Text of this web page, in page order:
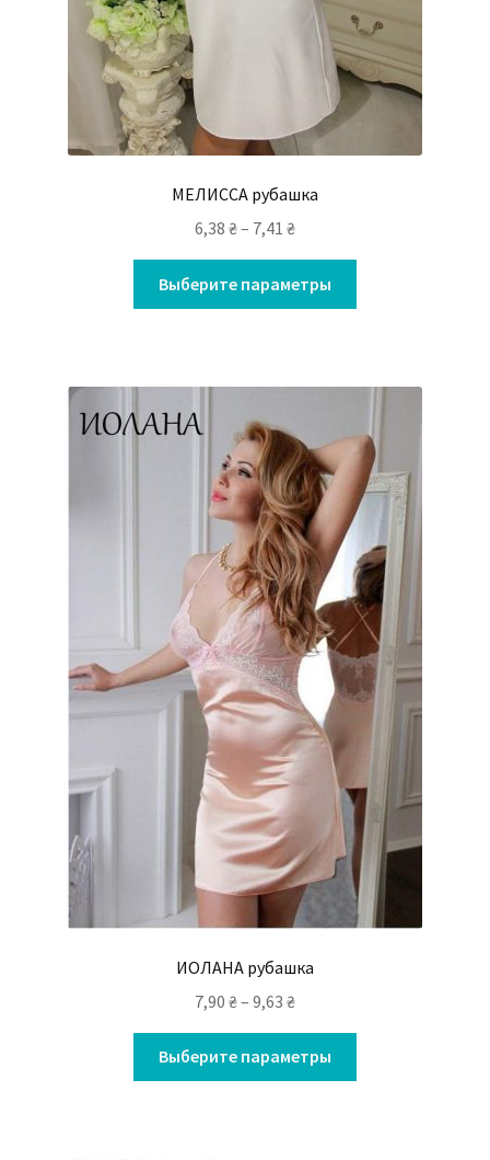
МЕЛИССА рубашка
6,38 ₴– 7,41 ₴
Выберите параметры
ИОЛАНА рубашка
7,90 ₴– 9,63 ₴
Выберите параметры